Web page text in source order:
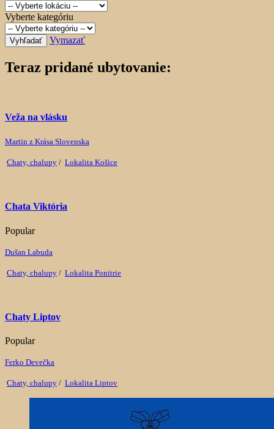
Vyberte kategóriu
Vyhľadať Vymazať
Teraz pridané ubytovanie:
Veža na vlásku
Martin z Krása Slovenska
Chaty, chalupy / Lokalita Košice
Chata Viktória
Popular
Dušan Labuda
Chaty, chalupy / Lokalita Ponitrie
Chaty Liptov
Popular
Ferko Devečka
Chaty, chalupy / Lokalita Liptov